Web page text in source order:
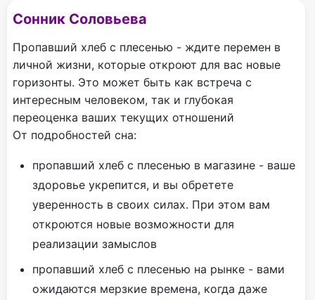
Сонник Соловьева
Пропавший хлеб с плесенью - ждите перемен в
личной жизни, которые откроют для вас новые
горизонты. Это может быть как встреча с
интересным человеком, так и глубокая
переоценка ваших текущих отношений
От подробностей сна:
пропавший хлеб с плесенью в магазине - ваше
здоровье укрепится, и вы обретете
уверенность в своих силах. При этом вам
откроются новые возможности для
реализации замыслов
пропавший хлеб с плесенью на рынке - вами
ожидаются мерзкие времена, когда даже